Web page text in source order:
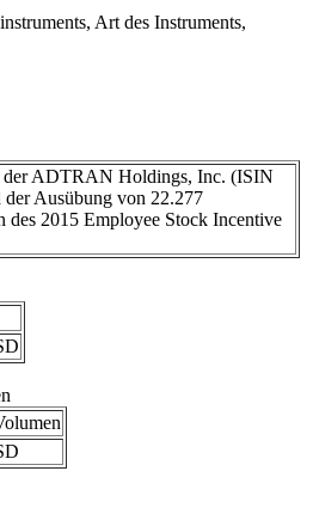
Art des Instruments,
ADTRAN Holdings, Inc. (ISIN
Ausübung von 22.277
des 2015 Employee Stock Incentive